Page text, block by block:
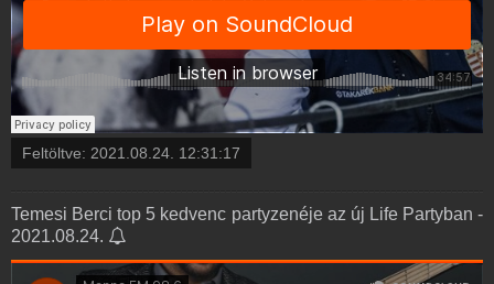
Feltöltve: 2021.08.24. 12:31:17
Temesi Berci top 5 kedvenc partyzenéje az új Life Partyban -
2021.08.24.